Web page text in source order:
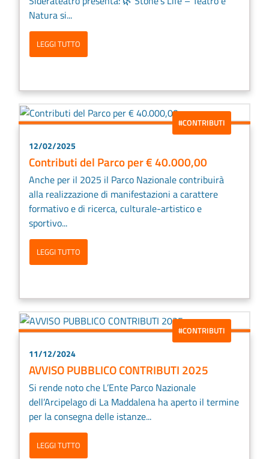
Natura si...
LEGGI TUTTO
#CONTRIBUTI
12/02/2025
Contributi del Parco per € 40.000,00
Anche per il 2025 il Parco Nazionale contribuirà
alla realizzazione di manifestazioni a carattere
formativo e di ricerca, culturale-artistico e
sportivo...
LEGGI TUTTO
#CONTRIBUTI
11/12/2024
AVVISO PUBBLICO CONTRIBUTI 2025
Si rende noto che L’Ente Parco Nazionale
dell’Arcipelago di La Maddalena ha aperto il termine
per la consegna delle istanze...
LEGGI TUTTO